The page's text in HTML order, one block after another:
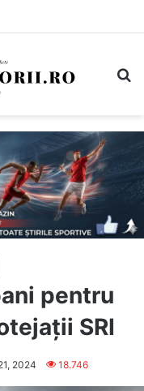
pentru
SRI
2024 18.746